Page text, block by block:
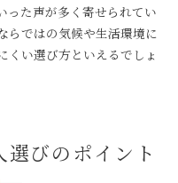
った声が多く寄せられてい
らではの気候や生活環境に
くい選び方といえるでしょ
びのポイント